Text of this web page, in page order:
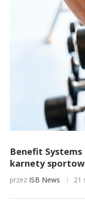
Benefit Systems
karnety
przez ISB News 21